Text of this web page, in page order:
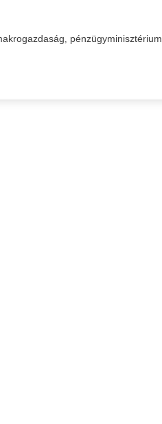
pénzügyminisztérium